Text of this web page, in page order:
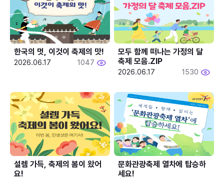
한국의 멋, 이것이 축제의 맛!
2026.06.17 1047
모두 함께 떠나는 가정의 달
축제 모음.ZIP
2026.06.17 1530
설렘 가득, 축제의 봄이 왔어
요!
문화관광축제 열차에 탑승하
세요!